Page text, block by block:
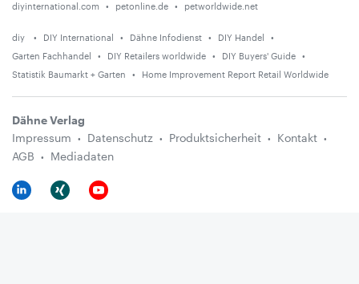
diyinternational.com petonline.de petworldwide.net
diy DIY International Dähne Infodienst
DIY Handel
Garten Fachhandel
DIY Retailers worldwide
DIY Buyers' Guide
Statistik Baumarkt + Garten
Home Improvement Report Retail Worldwide
Dähne Verlag
Impressum
Datenschutz Produktsicherheit
Kontakt
AGB
Mediadaten